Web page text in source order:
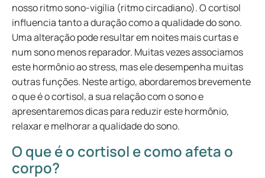
nosso ritmo sono-vigília (ritmo circadiano). O cortisol
influencia tanto a duração como a qualidade do sono.
Uma alteração pode resultar em noites mais curtas e
num sono menos reparador. Muitas vezes associamos
este hormônio ao stress, mas ele desempenha muitas
outras funções. Neste artigo, abordaremos brevemente
o que é o cortisol, a sua relação com o sono e
apresentaremos dicas para reduzir este hormônio,
relaxar e melhorar a qualidade do sono.
O que é o cortisol e como afeta o
corpo?